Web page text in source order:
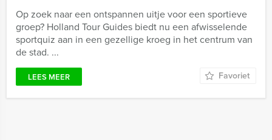
Op zoek naar een ontspannen uitje voor een sportieve
groep? Holland Tour Guides biedt nu een afwisselende
sportquiz aan in een gezellige kroeg in het centrum van
de stad. ...
LEES MEER Favoriet